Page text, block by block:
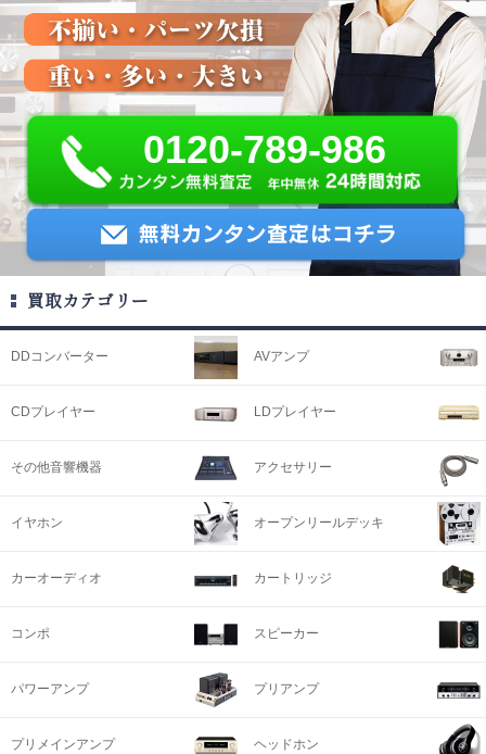
0120-789-986
買取カテゴリー
DDコンバーター AVアンプ
CDプレイヤー LDプレイヤー
その他音響機器 アクセサリー
イヤホン オープンリールデッキ
カーオーディオ カートリッジ
コンポ スピーカー
パワーアンプ プリアンプ
プリメインアンプ ヘッドホン